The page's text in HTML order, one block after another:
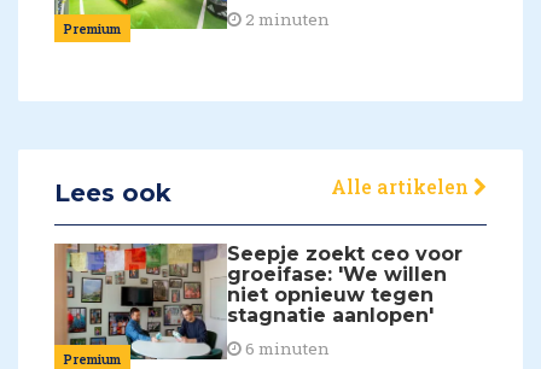
Premium 2 minuten
Lees ook Alle artikelen
Premium
Seepje zoekt ceo voor
groeifase: 'We willen
niet opnieuw tegen
stagnatie aanlopen'
6 minuten